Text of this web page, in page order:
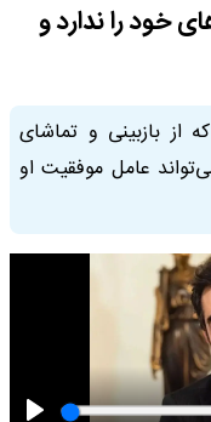
خود را ندارد و
از بازبینی و تماشای
عامل موفقیت او